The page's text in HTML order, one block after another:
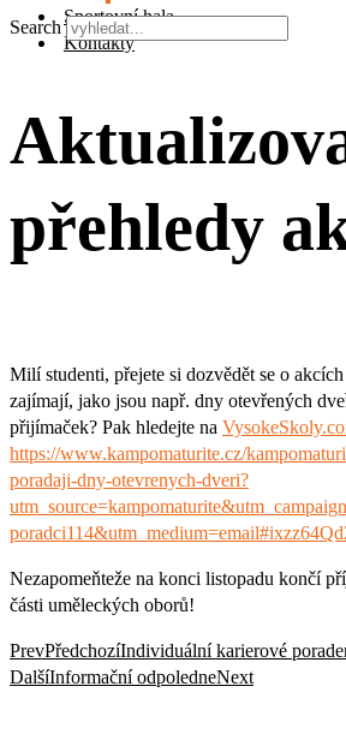
Sportovní hala
Kontakty
Search
přehledy
Milí studenti, přejete si dozvědět se o
zajímají, jako jsou např. dny otevřených
přijímaček? Pak hledejte na
https://www.kampomaturite.cz/
poradaji-dny-otevrenych-dveri?
Nezapomeňteže na konci listopadu končí
části uměleckých oborů!
PrevPředchozíIndividuální karierové
DalšíInformační odpoledneNext